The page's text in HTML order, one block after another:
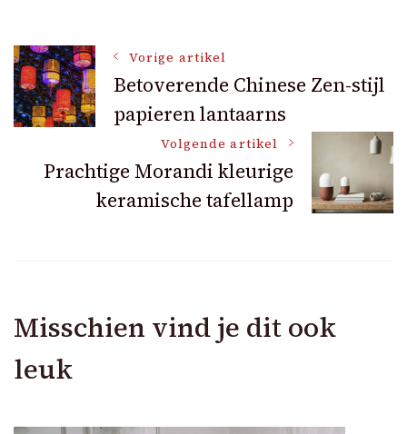
Bericht
navigatie
Vorige artikel
Betoverende Chinese Zen-stijl
papieren lantaarns
Volgende artikel
Prachtige Morandi kleurige
keramische tafellamp
Misschien vind je dit ook
leuk